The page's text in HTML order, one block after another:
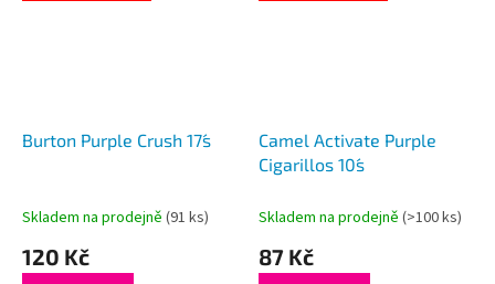
Burton Purple Crush 17´s
Skladem na prodejně (91 ks)
120 Kč
Camel Activate Purple
Cigarillos 10´s
Skladem na prodejně (>100 ks)
87 Kč